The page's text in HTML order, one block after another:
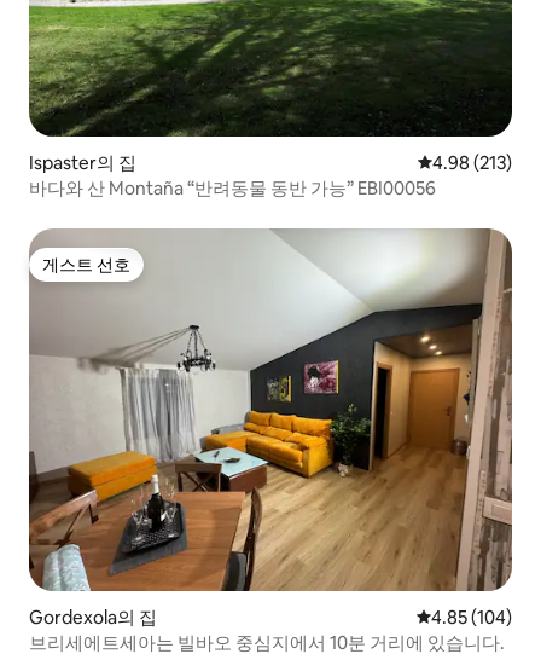
Ispaster의 집 평점 4.98점(5
4.98 (213)
바다와 산 Montaña “반려동물 동반 가능” EBI00056
게스트 선호
게스트 선호
Gordexola의 집 평점 4.85점(5
4.85 (104)
브리세에트세아는 빌바오 중심지에서 10분 거리에 있습니다.